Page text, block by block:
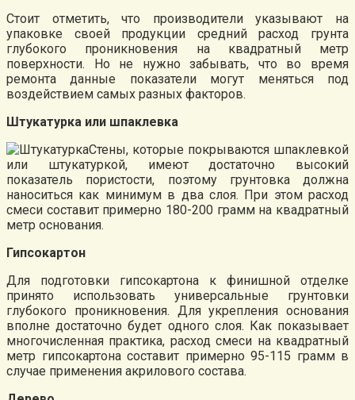
Стоит отметить, что производители указывают на
упаковке своей продукции средний расход грунта
глубокого проникновения на квадратный метр
поверхности. Но не нужно забывать, что во время
ремонта данные показатели могут меняться под
воздействием самых разных факторов.
Штукатурка или шпаклевка
Стены, которые покрываются шпаклевкой
или штукатуркой, имеют достаточно высокий
показатель пористости, поэтому грунтовка должна
наноситься как минимум в два слоя. При этом расход
смеси составит примерно 180-200 грамм на квадратный
метр основания.
Гипсокартон
Для подготовки гипсокартона к финишной отделке
принято использовать универсальные грунтовки
глубокого проникновения. Для укрепления основания
вполне достаточно будет одного слоя. Как показывает
многочисленная практика, расход смеси на квадратный
метр гипсокартона составит примерно 95-115 грамм в
случае применения акрилового состава.